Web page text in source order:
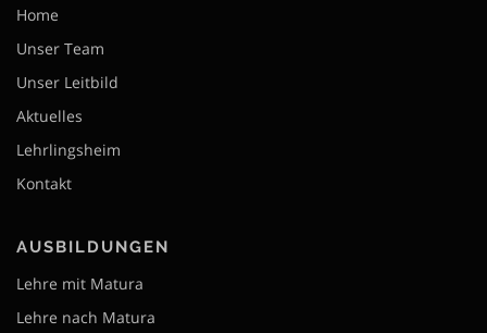
Home
Unser Team
Unser Leitbild
Aktuelles
Lehrlingsheim
Kontakt
AUSBILDUNGEN
Lehre mit Matura
Lehre nach Matura